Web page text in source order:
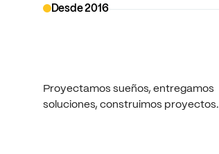
Desde 2016
Proyectamos sueños, entregamos
soluciones, construimos proyectos.